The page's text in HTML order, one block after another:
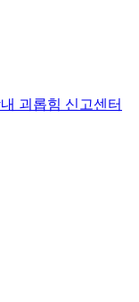
괴롭힘 신고센터